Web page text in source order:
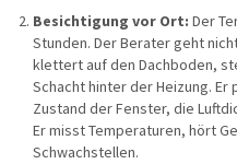
Besichtigung vor Ort: Der
Stunden. Der Berater geht
klettert auf den Dachboden,
Schacht hinter der Heizung. Er
Zustand der Fenster, die
Er misst Temperaturen, hört
Schwachstellen.